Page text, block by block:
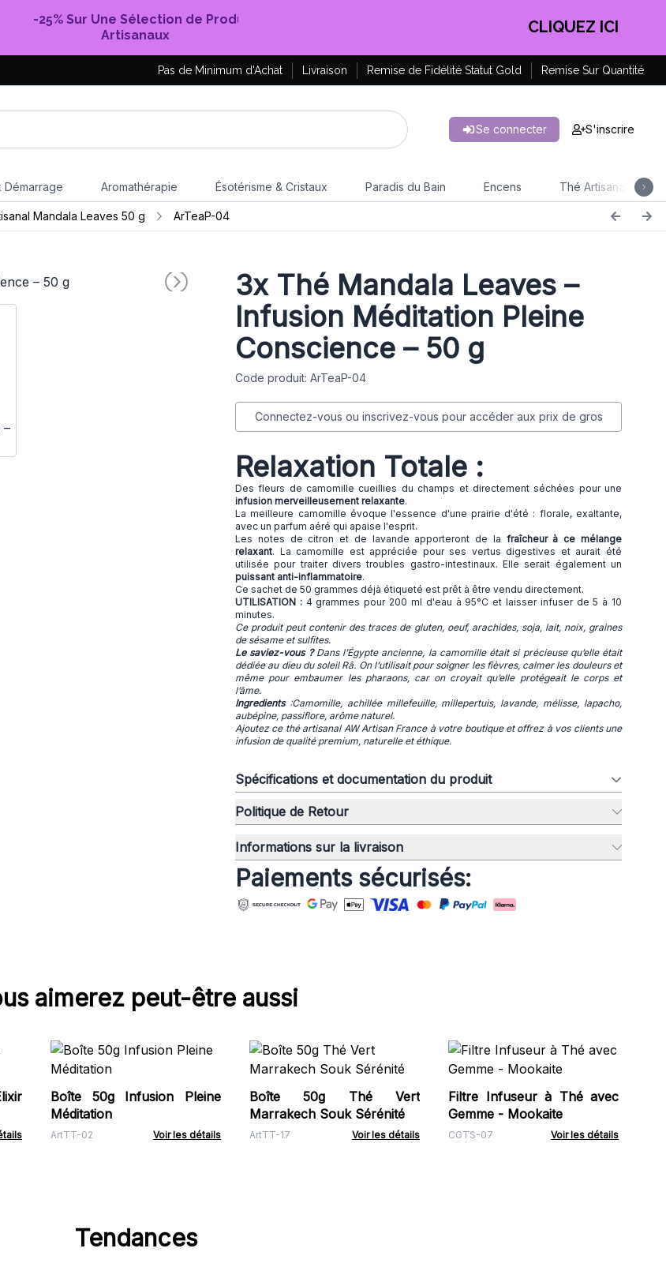
-25% Sur Une Sélection de Produits
Artisanaux
EN PROFITER !
Pas de Minimum d'Achat Livraison Remise de Fidélité Statut Gold Remise Sur Quantité
Se connecter S'inscrire
Démarrage Aromathérapie Ésotérisme & Cristaux Paradis du Bain Encens Thé Artisanal
Mandala Leaves 50 g ArTeaP-04
3xThé Mandala Leaves –
Infusion Méditation Pleine
Conscience – 50 g
Code produit: ArTeaP-04
Connectez-vous ou inscrivez-vous pour accéder aux prix de gros
Relaxation Totale :
Des fleurs de camomille cueillies du champs et directement séchées pour une
infusion merveilleusement relaxante.
La meilleure camomille évoque l'essence d'une prairie d'été : florale, exaltante,
avec un parfum aéré qui apaise l'esprit.
Les notes de citron et de lavande apporteront de la fraîcheur à ce mélange
relaxant. La camomille est appréciée pour ses vertus digestives et aurait été
utilisée pour traiter divers troubles gastro-intestinaux. Elle serait également un
puissant anti-inflammatoire.
Ce sachet de 50 grammes déjà étiqueté est prêt à être vendu directement.
UTILISATION :4 grammes pour 200 ml d'eau à 95°C et laisser infuser de 5 à 10
minutes.
Ce produit peut contenir des traces de gluten, oeuf, arachides, soja, lait, noix, graines
de sésame et sulfites.
Le saviez-vous ?Dans l’Égypte ancienne, la camomille était si précieuse qu’elle était
dédiée au dieu du soleil Râ. On l’utilisait pour soigner les fièvres, calmer les douleurs et
même pour embaumer les pharaons, car on croyait qu’elle protégeait le corps et
l’âme.
Ingredients :Camomille, achillée millefeuille, millepertuis, lavande, mélisse, lapacho,
aubépine, passiflore, arôme naturel.
Ajoutez ce thé artisanal AW Artisan France à votre boutique et offrez à vos clients une
infusion de qualité premium, naturelle et éthique.
Spécifications et documentation du produit
Politique de Retour
Informations sur la livraison
Paiements sécurisés:
aimerez peut-être aussi
Boîte 50g Infusion Pleine
Méditation
ArtTT-02 Voir les détails
Boîte 50g Thé Vert
Marrakech Souk Sérénité
ArtTT-17 Voir les détails
Filtre Infuseur à Thé avec
Gemme - Mookaite
CGTS-07 Voir les détails
Tendances